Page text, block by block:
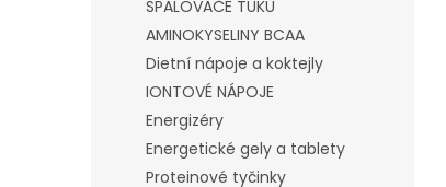
SPALOVAČE TUKŮ
AMINOKYSELINY BCAA
Dietní nápoje a koktejly
IONTOVÉ NÁPOJE
Energizéry
Energetické gely a tablety
Proteinové tyčinky